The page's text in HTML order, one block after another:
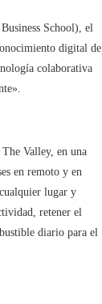
School), el
digital de
colaborativa
Valley, en una
en remoto y en
lugar y
retener el
diario para el